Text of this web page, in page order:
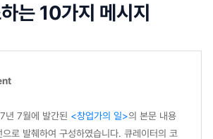
는 10가지 메시지
년 7월에 발간된 <창업가의 일>의 본문 내용
로 발췌하여 구성하였습니다. 큐레이터의 코